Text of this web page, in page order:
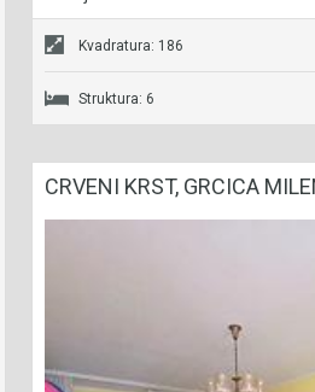
Kvadratura: 186
Struktura: 6
CRVENI KRST, GRCICA